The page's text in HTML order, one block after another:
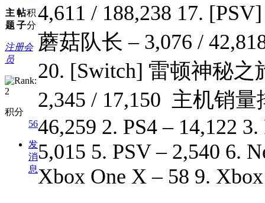
主
题
帖
子
积
分
注册会
员
积分
56
发
消
息
4,611 / 188,238 17.
蘑菇队长 – 3,076 /
20. [Switch] 雷顿神秘
2,345 / 17,150 主机销量
46,259 2. PS4 – 14,122
5,015 5. PSV – 2,540 6.
Xbox One X – 58 9.